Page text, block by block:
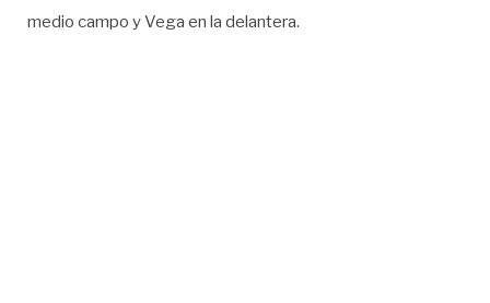
medio campo y Vega en la delantera.